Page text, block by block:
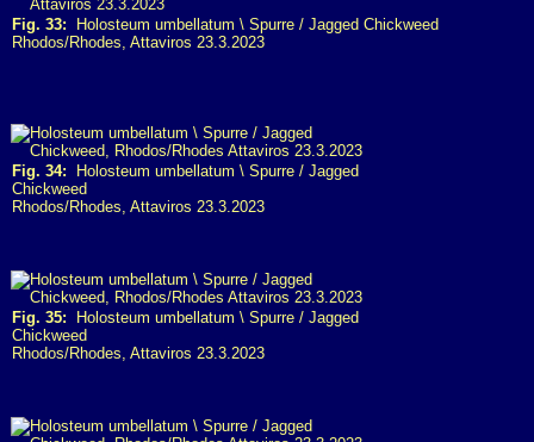
Fig. 33: Holosteum umbellatum \ Spurre / Jagged Chickweed
Rhodos/Rhodes, Attaviros 23.3.2023
Fig. 34: Holosteum umbellatum \ Spurre / Jagged
Chickweed
Rhodos/Rhodes, Attaviros 23.3.2023
Fig. 35: Holosteum umbellatum \ Spurre / Jagged
Chickweed
Rhodos/Rhodes, Attaviros 23.3.2023